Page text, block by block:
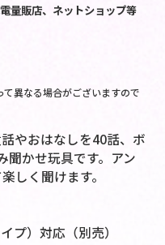
量販店、ネットショップ等
異なる場合がございますので
やおはなしを40話、ボ
聞かせ玩具です。アン
しく聞けます。
プ）対応（別売）